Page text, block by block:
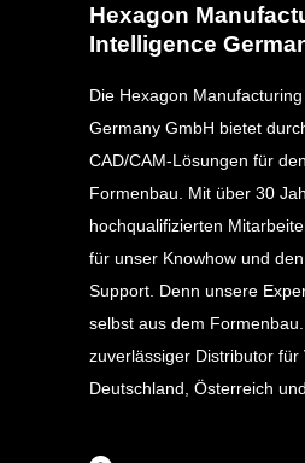
Hexagon
Intelligence
Die Hexagon
Germany GmbH bietet
CAD/CAM-Lösungen für
Formenbau. Mit über 30
hochqualifizierten
für unser Knowhow und
Support. Denn unsere
selbst aus dem
zuverlässiger Distributor für
Deutschland, Österreich